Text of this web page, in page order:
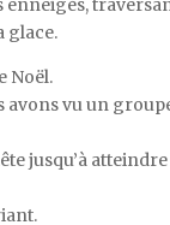
enneigés,
glace.
Noël.
vu un
jusqu’à